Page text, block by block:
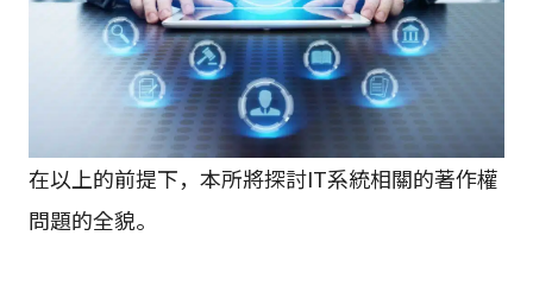
在以上的前提下，本所將探討IT系統相關的著作權
問題的全貌。